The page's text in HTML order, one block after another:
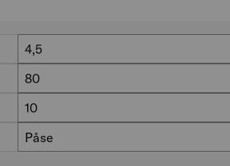
Diameter (mm)
4,5
Längd (mm)
80
Antal i förp. (st)
10
Förpackning
Påse